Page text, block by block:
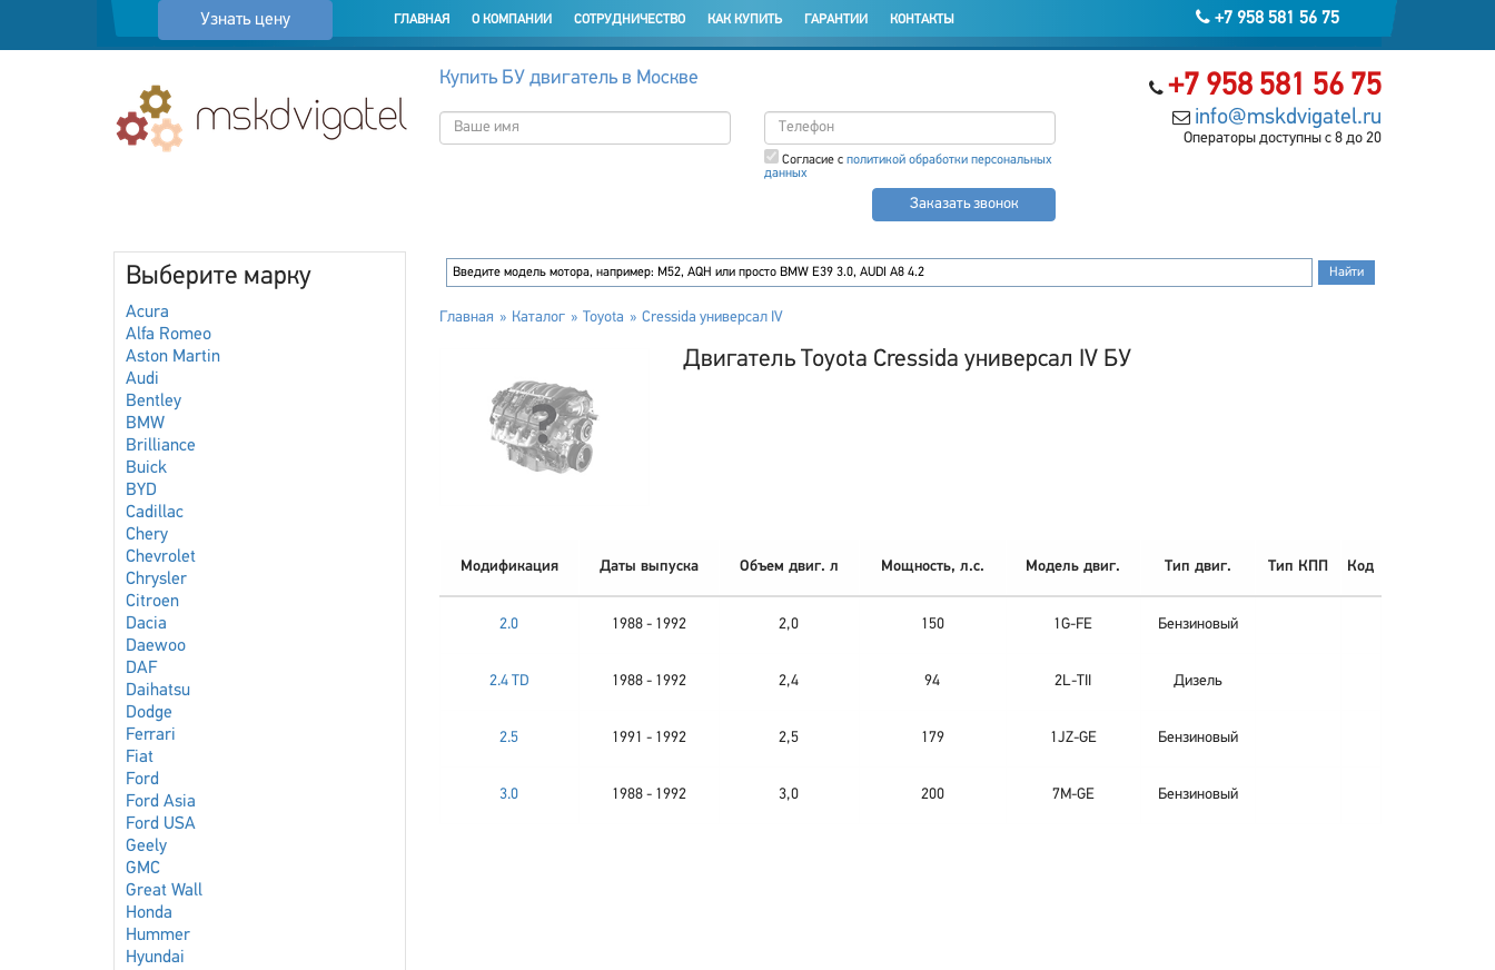
Узнать цену +7 958 581 56 75
ГЛАВНАЯ О КОМПАНИИ СОТРУДНИЧЕСТВО КАК КУПИТЬ ГАРАНТИИ КОНТАКТЫ
+7 958 581 56 75
info@mskdvigatel.ru
Операторы доступны с 8 до 20
Купить БУ двигатель в Москве
Согласие с политикой обработки персональных
данных
Заказать звонок
Выберите марку
Acura
Alfa Romeo
Aston Martin
Audi
Bentley
BMW
Brilliance
Buick
BYD
Cadillac
Chery
Chevrolet
Chrysler
Citroen
Dacia
Daewoo
DAF
Daihatsu
Dodge
Ferrari
Fiat
Ford
Ford Asia
Ford USA
Geely
GMC
Great Wall
Honda
Hummer
Hyundai
Главная Каталог Toyota Cressida универсал IV
Двигатель Toyota Cressida универсал IV БУ
Модификация Даты выпуска Объем двиг. л Мощность, л.с. Модель двиг. Тип двиг. Тип КПП Код
2.0 1988 - 1992 2,0 150 1G-FE Бензиновый
2.4 TD 1988 - 1992 2,4 94 2L-TII Дизель
2.5 1991 - 1992 2,5 179 1JZ-GE Бензиновый
3.0 1988 - 1992 3,0 200 7M-GE Бензиновый